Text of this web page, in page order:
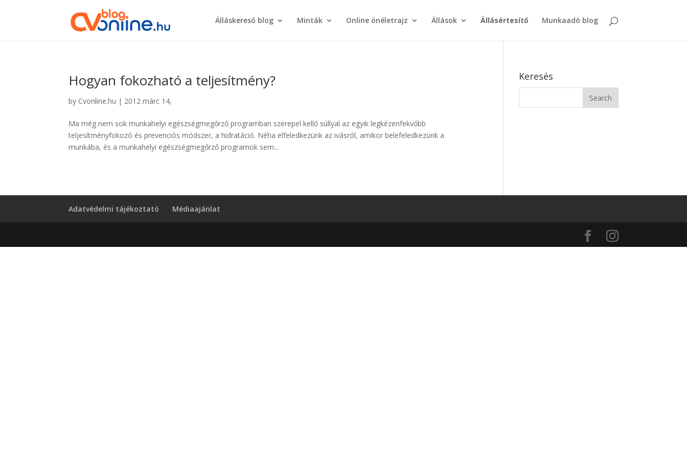
Álláskereső blog Minták Online önéletrajz Állások Állásértesítő Munkaadó blog
Hogyan fokozható a teljesítmény?
by Cvonline.hu | 2012 márc 14,
Ma még nem sok munkahelyi egészségmegőrző programban szerepel kellő súllyal az egyik legkézenfekvőbb
teljesítményfokozó és prevenciós módszer, a hidratáció. Néha elfeledkezünk az ivásról, amikor belefeledkezünk a
munkába, és a munkahelyi egészségmegőrző programok sem...
Keresés
Adatvédelmi tájékoztató Médiaajánlat